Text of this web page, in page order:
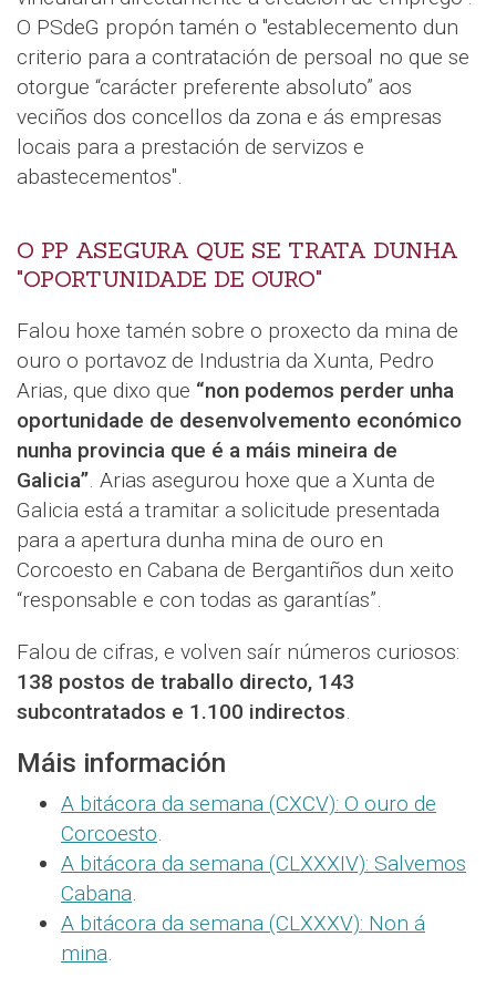
O PSdeG propón tamén o "establecemento dun
criterio para a contratación de persoal no que se
otorgue “carácter preferente absoluto” aos
veciños dos concellos da zona e ás empresas
locais para a prestación de servizos e
abastecementos".
O PP ASEGURA QUE SE TRATA DUNHA
"OPORTUNIDADE DE OURO"
Falou hoxe tamén sobre o proxecto da mina de
ouro o portavoz de Industria da Xunta, Pedro
Arias, que dixo que “non podemos perder unha
oportunidade de desenvolvemento económico
nunha provincia que é a máis mineira de
Galicia”. Arias asegurou hoxe que a Xunta de
Galicia está a tramitar a solicitude presentada
para a apertura dunha mina de ouro en
Corcoesto en Cabana de Bergantiños dun xeito
“responsable e con todas as garantías”.
Falou de cifras, e volven saír números curiosos:
138 postos de traballo directo, 143
subcontratados e 1.100 indirectos.
Máis información
A bitácora da semana (CXCV): O ouro de
Corcoesto.
A bitácora da semana (CLXXXIV): Salvemos
Cabana.
A bitácora da semana (CLXXXV): Non á
mina.